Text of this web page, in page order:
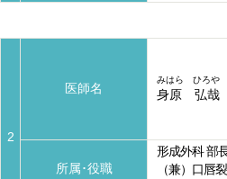
2
医師名
みはら ひろや
身原 弘哉
所属･役職
形成外科 部
（兼）口唇